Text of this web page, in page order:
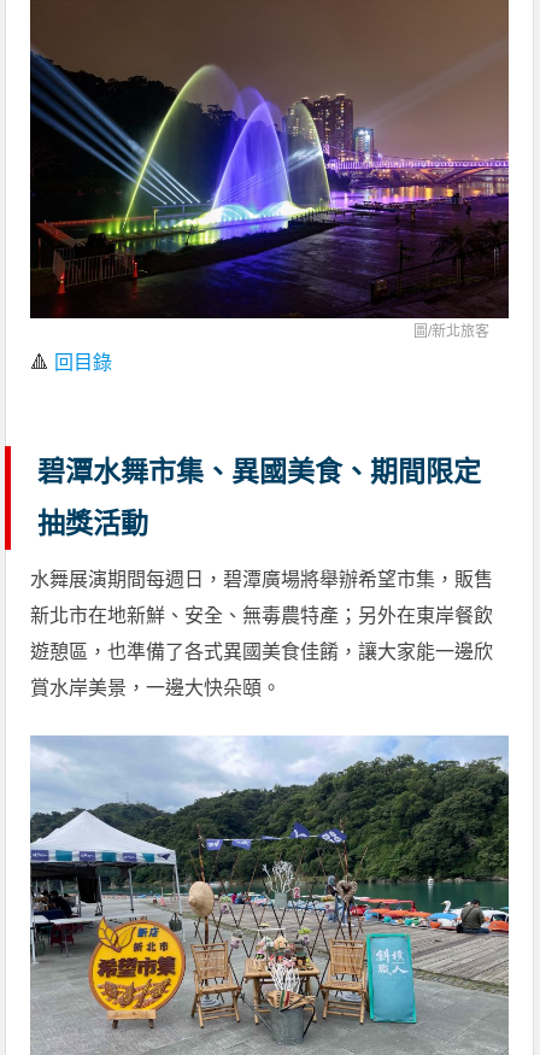
圖/新北旅客
🔺 回目錄
碧潭水舞市集、異國美食、期間限定
抽獎活動
水舞展演期間每週日，碧潭廣場將舉辦希望市集，販售
新北市在地新鮮、安全、無毒農特產；另外在東岸餐飲
遊憩區，也準備了各式異國美食佳餚，讓大家能一邊欣
賞水岸美景，一邊大快朵頤。